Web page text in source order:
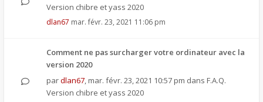
Version chibre et yass 2020
dlan67 mar. févr. 23, 2021 11:06 pm
Comment ne pas surcharger votre ordinateur avec la
version 2020
pardlan67, mar. févr. 23, 2021 10:57 pm dans F.A.Q.
Version chibre et yass 2020